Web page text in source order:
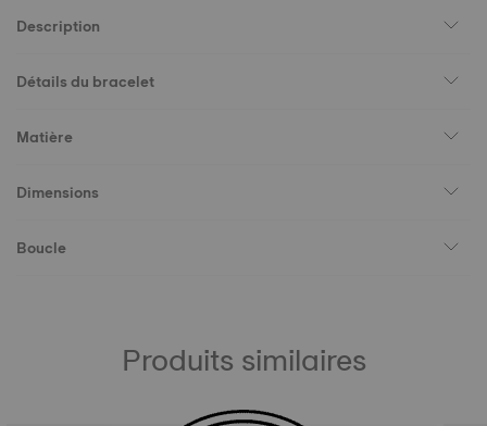
Description
Détails du bracelet
Matière
Dimensions
Boucle
Produits similaires